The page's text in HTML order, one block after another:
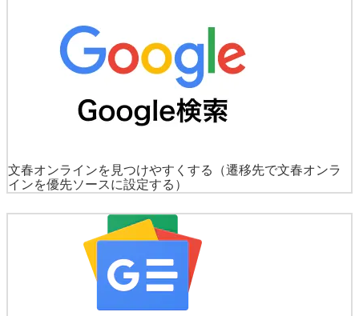
文春オンラインを見つけやすくする
（遷移先で文春オンラ
インを優先ソースに設定する）